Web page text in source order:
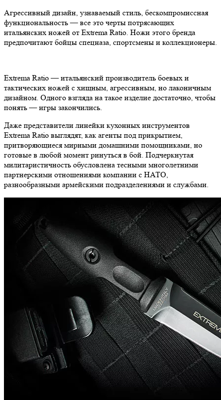
Агрессивный дизайн, узнаваемый стиль, бескомпромиссная
функциональность — все это черты потрясающих
итальянских ножей от Extrema Ratio. Ножи этого бренда
предпочитают бойцы спецназа, спортсмены и коллекционеры.
Extrema Ratio — итальянский производитель боевых и
тактических ножей с хищным, агрессивным, но лаконичным
дизайном. Одного взгляда на такое изделие достаточно, чтобы
понять — игры закончились.
Даже представители линейки кухонных инструментов
Extrema Ratio выглядят, как агенты под прикрытием,
притворяющиеся мирными домашними помощниками, но
готовые в любой момент ринуться в бой. Подчеркнутая
милитаристичность обусловлена тесными многолетними
партнерскими отношениями компании с НАТО,
разнообразными армейскими подразделениями и службами.